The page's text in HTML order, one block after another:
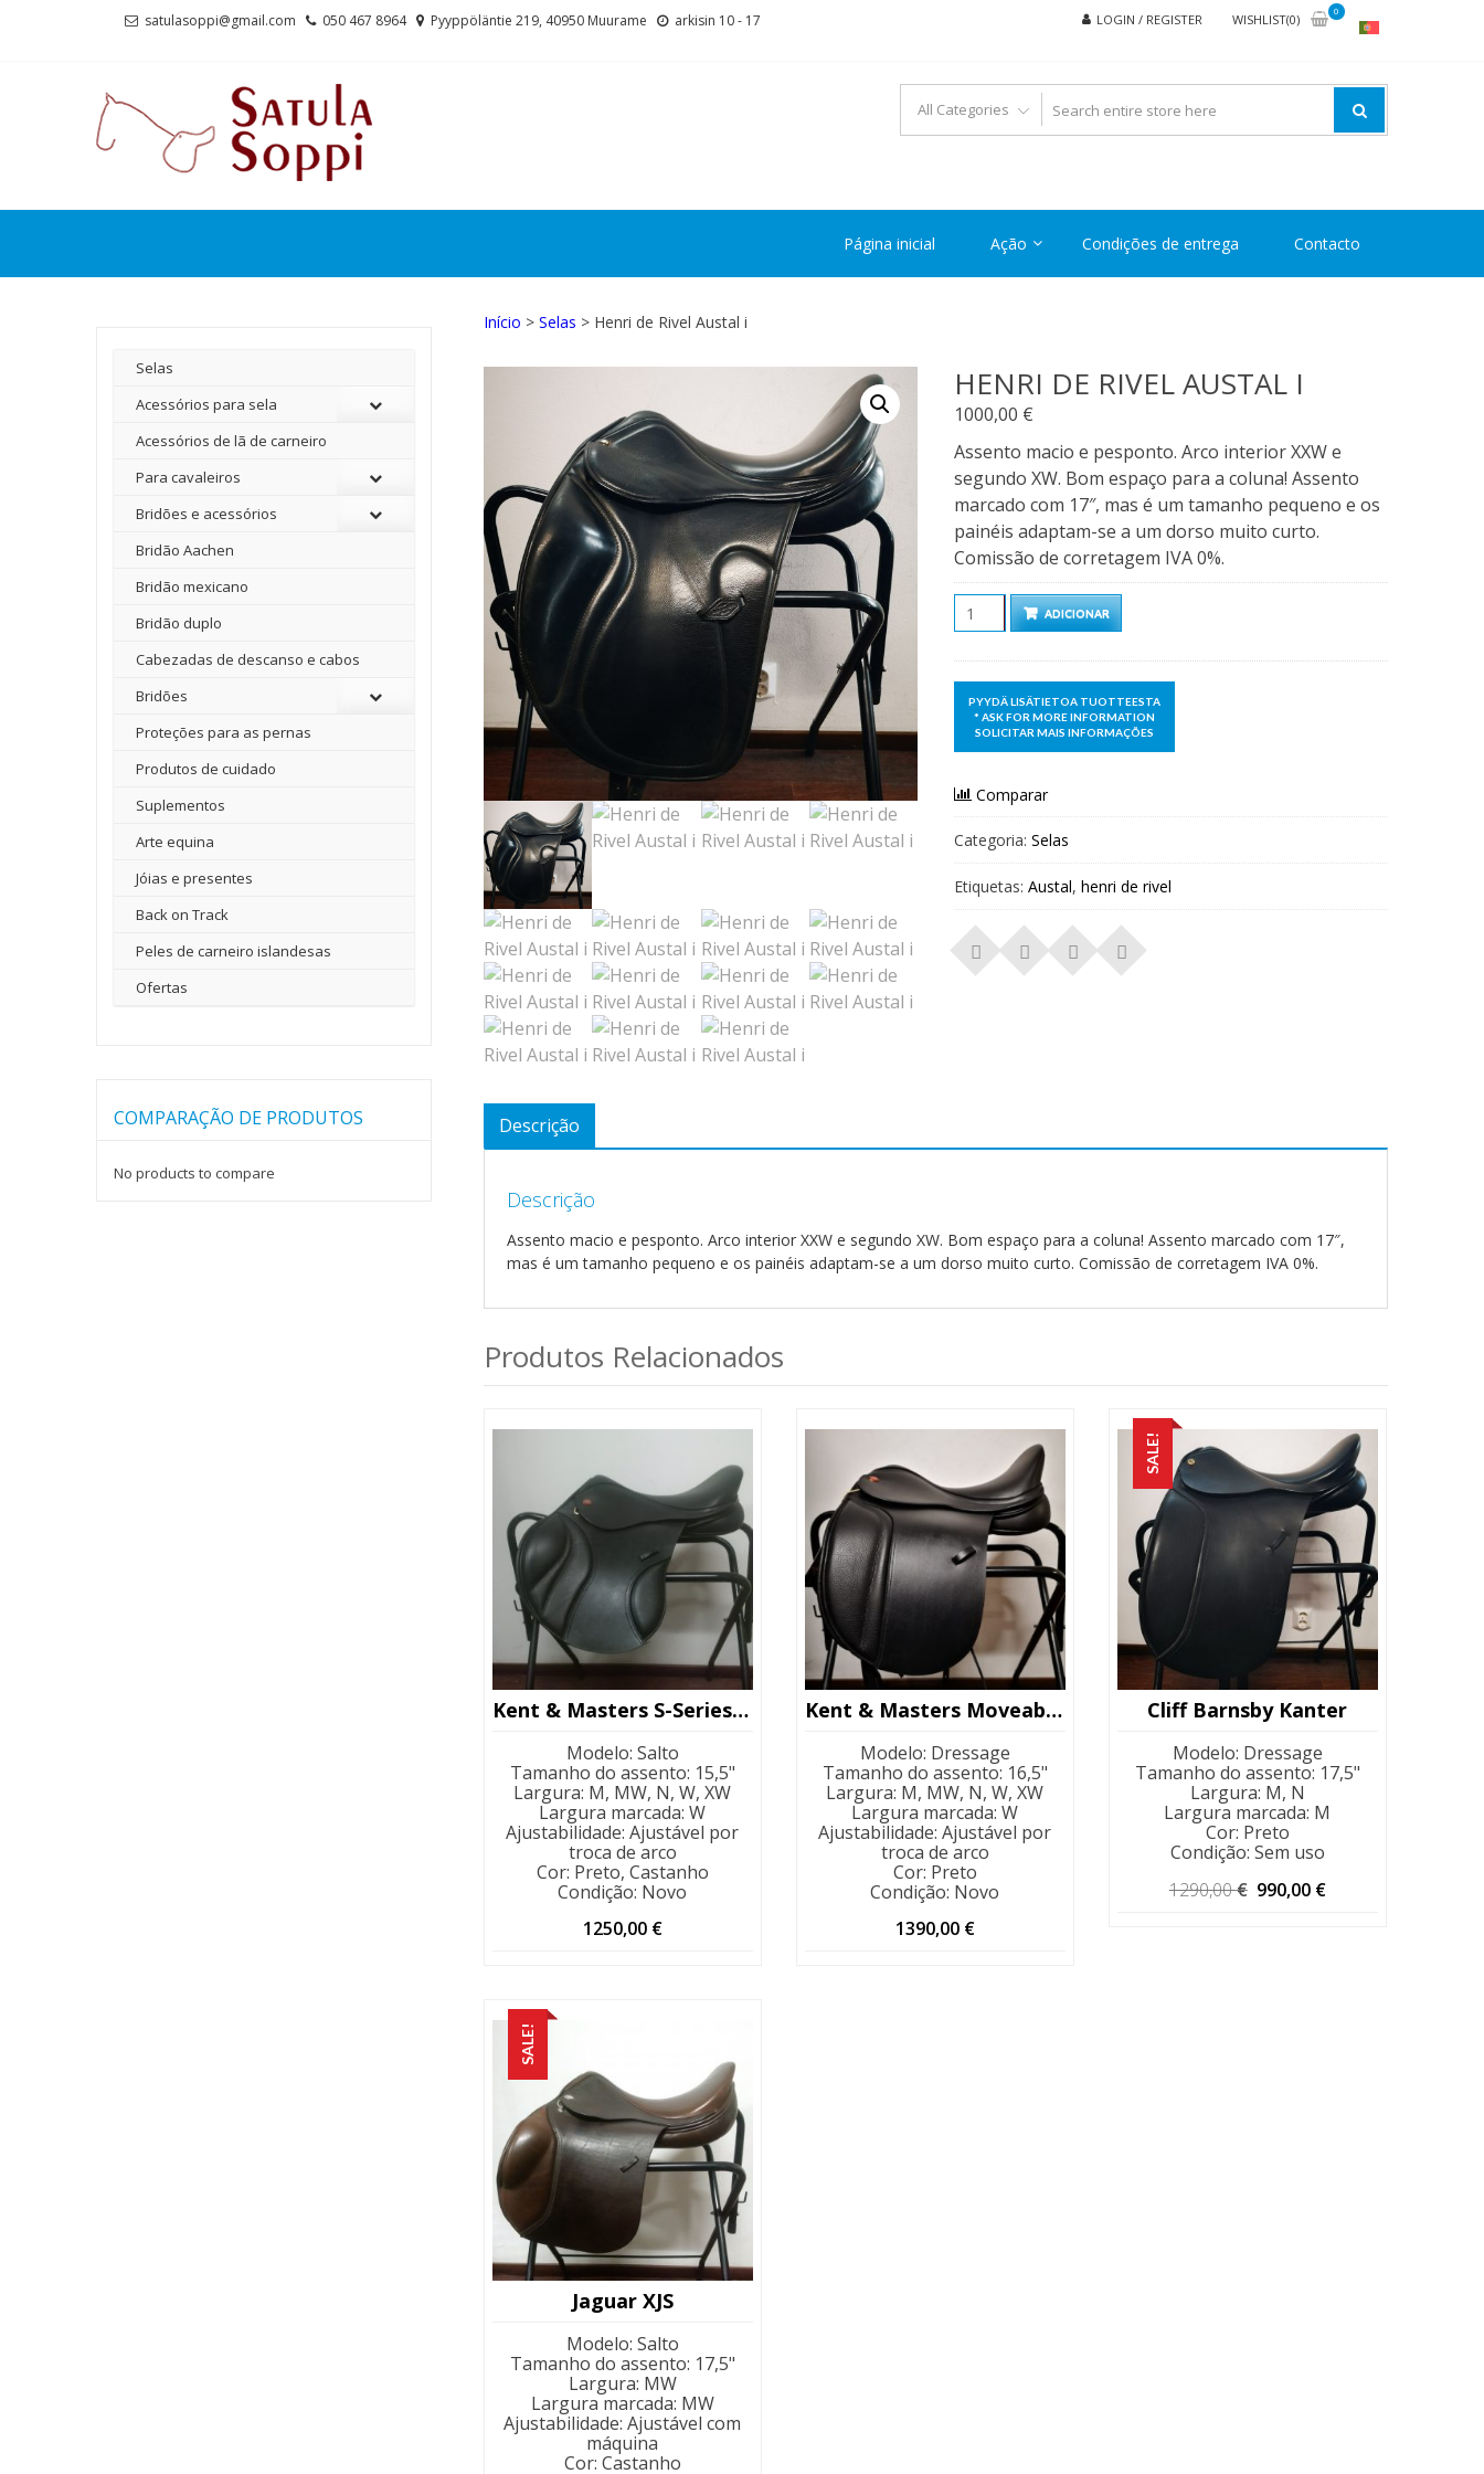
satulasoppi@gmail.com 050 467 8964 Pyyppöläntie 219, 40950 Muurame arkisin 10 - 17 LOGIN / REGISTER WISHLIST(0)
0
Página inicial Ação Condições de entrega Contacto
Início > Selas > Henri de Rivel Austal i
HENRI DE RIVEL AUSTAL I
1000,00 €
Assento macio e pesponto. Arco interior XXW e
segundo XW. Bom espaço para a coluna! Assento
marcado com 17″, mas é um tamanho pequeno e os
painéis adaptam-se a um dorso muito curto.
Comissão de corretagem IVA 0%.
QuantidadeADICIONAR
Comparar
Categoria: Selas
Etiquetas: Austal, henri de rivel
Descrição
Descrição
Assento macio e pesponto. Arco interior XXW e segundo XW. Bom espaço para a coluna! Assento marcado com 17″,
mas é um tamanho pequeno e os painéis adaptam-se a um dorso muito curto. Comissão de corretagem IVA 0%.
Produtos Relacionados
Kent & Masters S-Series Jump 15,5″
Modelo: Salto
Tamanho do assento: 15,5"
Largura: M, MW, N, W, XW
Largura marcada:W
Ajustabilidade:Ajustável por
troca de arco
Cor: Preto, Castanho
Condição: Novo
1250,00 €
Kent & Masters Moveable Block
Modelo: Dressage
Tamanho do assento: 16,5"
Largura: M, MW, N, W, XW
Largura marcada:W
Ajustabilidade:Ajustável por
troca de arco
Cor: Preto
Condição: Novo
1390,00 €
SALE!
Cliff Barnsby Kanter
Modelo: Dressage
Tamanho do assento: 17,5"
Largura: M, N
Largura marcada: M
Cor: Preto
Condição: Sem uso
1290,00€ O
990,00 €
SALE!
Jaguar XJS
Modelo: Salto
Tamanho do assento: 17,5"
Largura: MW
Largura marcada: MW
Ajustabilidade:Ajustável com
máquina
Cor: Castanho
Selas
Acessórios para sela
Acessórios de lã de carneiro
Para cavaleiros
Bridões e acessórios
Bridão Aachen
Bridão mexicano
Bridão duplo
Cabezadas de descanso e cabos
Bridões
Proteções para as pernas
Produtos de cuidado
Suplementos
Arte equina
Jóias e presentes
Back on Track
Peles de carneiro islandesas
Ofertas
COMPARAÇÃO DE PRODUTOS
No products to compare